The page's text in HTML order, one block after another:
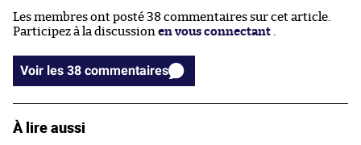
Les membres ont posté 38 commentaires sur cet article.
Participez à la discussion en vous connectant .
Voir les 38 commentaires
À lire aussi